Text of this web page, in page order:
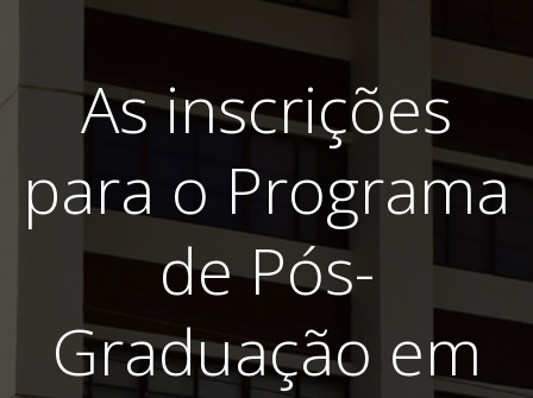
As inscrições
para o Programa
de Pós-
Graduação em